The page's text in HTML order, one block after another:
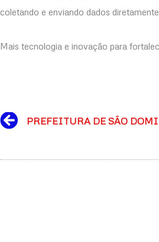
coletando e enviando dados
Mais tecnologia e inovação para